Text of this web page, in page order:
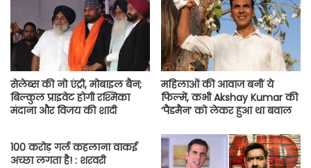
सेलेब्स की नो एंट्री, मोबाइल बैन;
बिल्कुल प्राइवेट होगी रश्मिका
मंदाना और विजय की शादी
महिलाओं की आवाज बनीं ये
फिल्में, कभी Akshay Kumar की
‘पैडमैन’ को लेकर हुआ था बवाल
100 करोड़ गर्ल कहलाना वाकई
अच्छा लगता है! : शरवरी